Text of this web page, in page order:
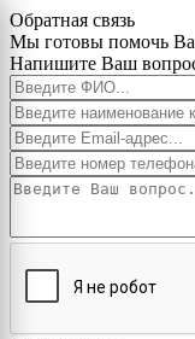
Обратная связь
Мы готовы помочь
Напишите Ваш